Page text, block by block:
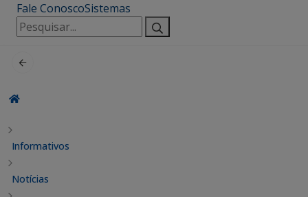
Fale ConoscoSistemas
Pesquisar
por:
Informativos
Notícias